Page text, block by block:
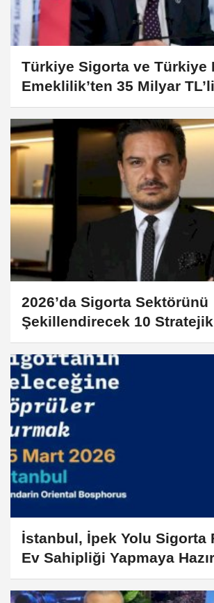
Türkiye Sigorta ve Türkiye
Emeklilik’ten 35 Milyar
Net Kâr
2026’da Sigorta Sektörünü
Şekillendirecek 10 Stratejik
İstanbul, İpek Yolu Sigorta
Ev Sahipliği Yapmaya